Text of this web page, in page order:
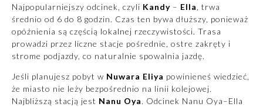
Najpopularniejszy odcinek, czyli Kandy – Ella, trwa
średnio od 6 do 8 godzin. Czas ten bywa dłuższy, ponieważ
opóźnienia są częścią lokalnej rzeczywistości. Trasa
prowadzi przez liczne stacje pośrednie, ostre zakręty i
strome podjazdy, co naturalnie spowalnia jazdę.
Jeśli planujesz pobyt w Nuwara Eliya powinieneś wiedzieć,
że miasto nie leży bezpośrednio na linii kolejowej.
Najbliższą stacją jest Nanu Oya. Odcinek Nanu Oya–Ella